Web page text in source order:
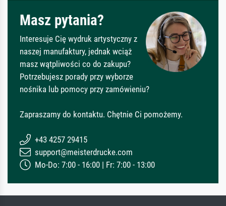
Masz pytania?
Interesuje Cię wydruk artystyczny z
naszej manufaktury, jednak wciąż
masz wątpliwości co do zakupu?
Potrzebujesz porady przy wyborze
nośnika lub pomocy przy zamówieniu?
Zapraszamy do kontaktu. Chętnie Ci pomożemy.
+43 4257 29415
support@meisterdrucke.com
Mo-Do: 7:00 - 16:00 | Fr: 7:00 - 13:00